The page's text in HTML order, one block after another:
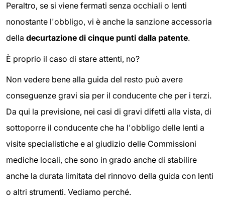
Peraltro, se si viene fermati senza occhiali o lenti
nonostante l'obbligo, vi è anche la sanzione accessoria
della decurtazione di cinque punti dalla patente.
È proprio il caso di stare attenti, no?
Non vedere bene alla guida del resto può avere
conseguenze gravi sia per il conducente che per i terzi.
Da qui la previsione, nei casi di gravi difetti alla vista, di
sottoporre il conducente che ha l'obbligo delle lenti a
visite specialistiche e al giudizio delle Commissioni
mediche locali, che sono in grado anche di stabilire
anche la durata limitata del rinnovo della guida con lenti
o altri strumenti. Vediamo perché.